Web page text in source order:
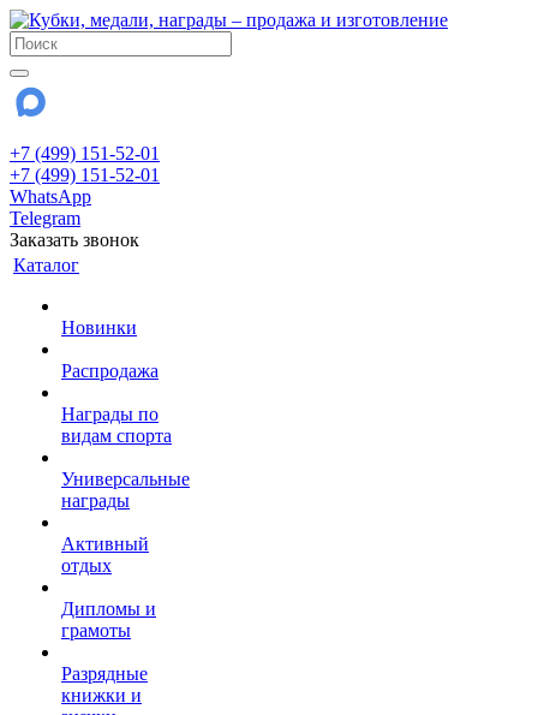
+7 (499) 151-52-01
+7 (499) 151-52-01
WhatsApp
Telegram
Заказать звонок
Каталог
Новинки
Распродажа
Награды по
видам спорта
Универсальные
награды
Активный
отдых
Дипломы и
грамоты
Разрядные
книжки и